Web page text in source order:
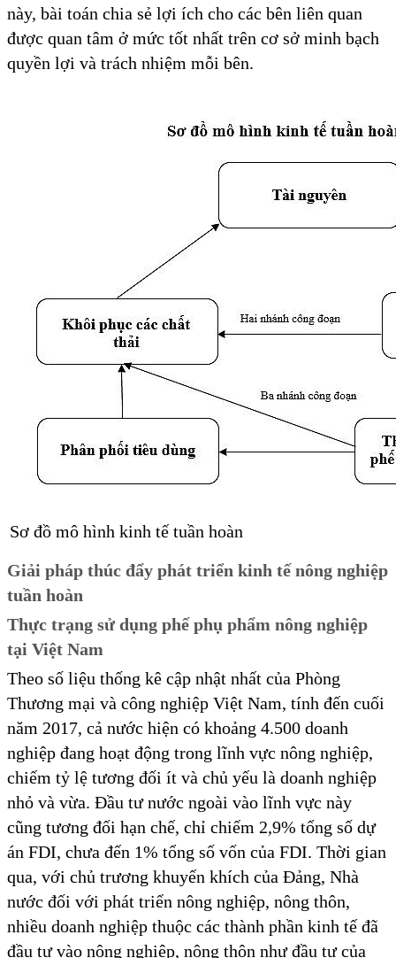
này, bài toán chia sẻ lợi ích cho các bên liên quan
được quan tâm ở mức tốt nhất trên cơ sở minh bạch
quyền lợi và trách nhiệm mỗi bên.
Sơ đồ mô hình kinh tế tuần hoàn
Giải pháp thúc đẩy phát triển kinh tế nông nghiệp
tuần hoàn
Thực trạng sử dụng phế phụ phẩm nông nghiệp
tại Việt Nam
Theo số liệu thống kê cập nhật nhất của Phòng
Thương mại và công nghiệp Việt Nam, tính đến cuối
năm 2017, cả nước hiện có khoảng 4.500 doanh
nghiệp đang hoạt động trong lĩnh vực nông nghiệp,
chiếm tỷ lệ tương đối ít và chủ yếu là doanh nghiệp
nhỏ và vừa. Đầu tư nước ngoài vào lĩnh vực này
cũng tương đối hạn chế, chỉ chiếm 2,9% tổng số dự
án FDI, chưa đến 1% tổng số vốn của FDI. Thời gian
qua, với chủ trương khuyến khích của Đảng, Nhà
nước đối với phát triển nông nghiệp, nông thôn,
nhiều doanh nghiệp thuộc các thành phần kinh tế đã
đầu tư vào nông nghiệp, nông thôn như đầu tư của